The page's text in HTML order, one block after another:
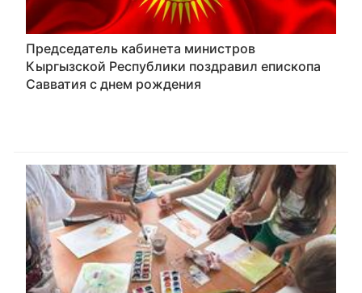
Председатель кабинета министров
Кыргызской Республики поздравил епископа
Савватия с днем рождения